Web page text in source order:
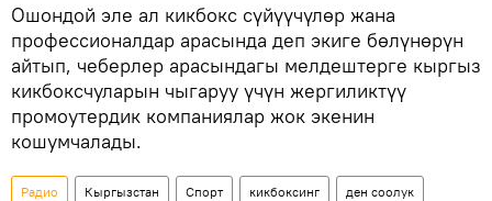
Ошондой эле ал кикбокс сүйүүчүлөр жана
профессионалдар арасында деп экиге бөлүнөрүн
айтып, чеберлер арасындагы мелдештерге кыргыз
кикбоксчуларын чыгаруу үчүн жергиликтүү
промоутердик компаниялар жок экенин
кошумчалады.
Радио Кыргызстан Спорт кикбоксинг ден соолук